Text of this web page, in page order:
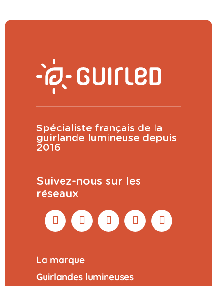
Spécialiste français de la
guirlande lumineuse depuis
2016
Suivez-nous sur les
réseaux
La marque
Guirlandes lumineuses